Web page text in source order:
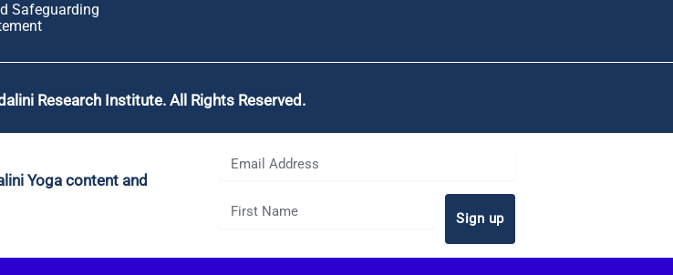
Safeguarding
Research Institute. All Rights Reserved.
Yoga content and
Sign up